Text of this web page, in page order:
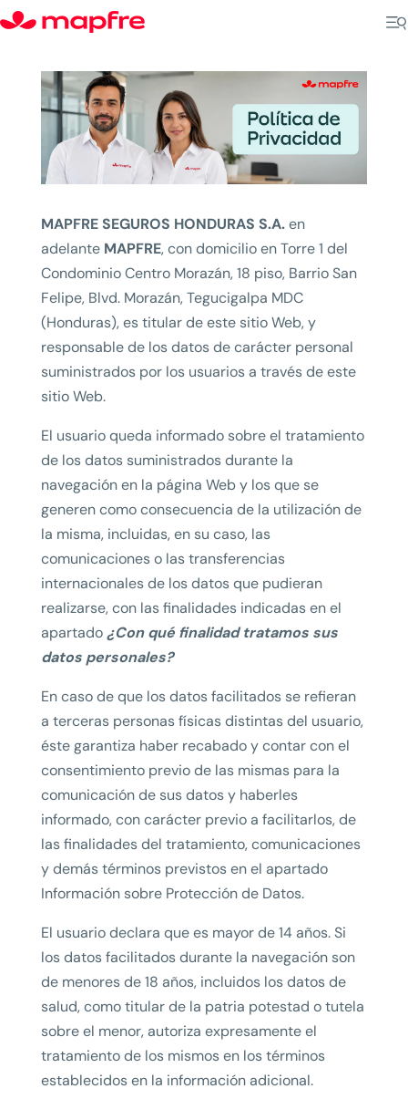
MAPFRE SEGUROS HONDURAS S.A.en
adelante MAPFRE, con domicilio en Torre 1 del
Condominio Centro Morazán, 18 piso, Barrio San
Felipe, Blvd. Morazán, Tegucigalpa MDC
(Honduras), es titular de este sitio Web, y
responsable de los datos de carácter personal
suministrados por los usuarios a través de este
sitio Web.
El usuario queda informado sobre el tratamiento
de los datos suministrados durante la
navegación en la página Web y los que se
generen como consecuencia de la utilización de
la misma, incluidas, en su caso, las
comunicaciones o las transferencias
internacionales de los datos que pudieran
realizarse, con las finalidades indicadas en el
apartado¿Con qué finalidad tratamos sus
datos personales?
En caso de que los datos facilitados se refieran
a terceras personas físicas distintas del usuario,
éste garantiza haber recabado y contar con el
consentimiento previo de las mismas para la
comunicación de sus datos y haberles
informado, con carácter previo a facilitarlos, de
las finalidades del tratamiento, comunicaciones
y demás términos previstos en el apartado
Información sobre Protección de Datos.
El usuario declara que es mayor de 14 años. Si
los datos facilitados durante la navegación son
de menores de 18 años, incluidos los datos de
salud, como titular de la patria potestad o tutela
sobre el menor, autoriza expresamente el
tratamiento de los mismos en los términos
establecidos en la información adicional.